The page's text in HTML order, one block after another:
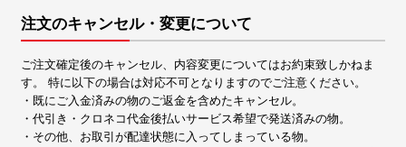
注文のキャンセル・変更について
ご注文確定後のキャンセル、内容変更についてはお約束致しかねま
す。 特に以下の場合は対応不可となりますのでご注意ください。
・既にご入金済みの物のご返金を含めたキャンセル。
・代引き・クロネコ代金後払いサービス希望で発送済みの物。
・その他、お取引が配達状態に入ってしまっている物。